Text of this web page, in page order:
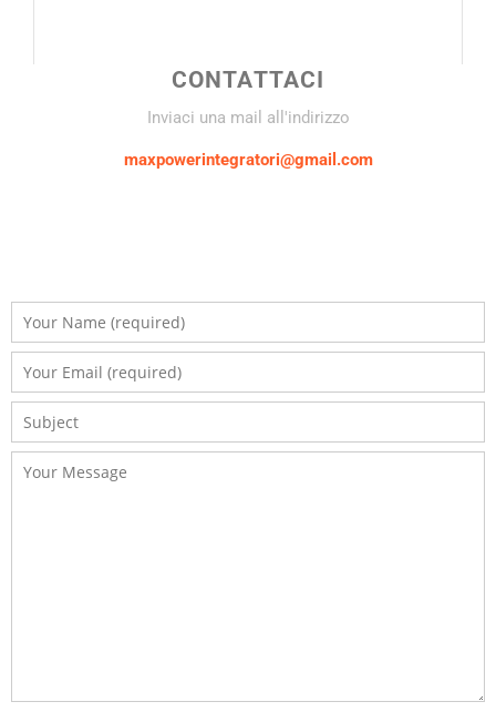
CONTATTACI
Inviaci una mail all'indirizzo
maxpowerintegratori@gmail.com